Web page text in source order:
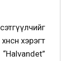
хэрэгт